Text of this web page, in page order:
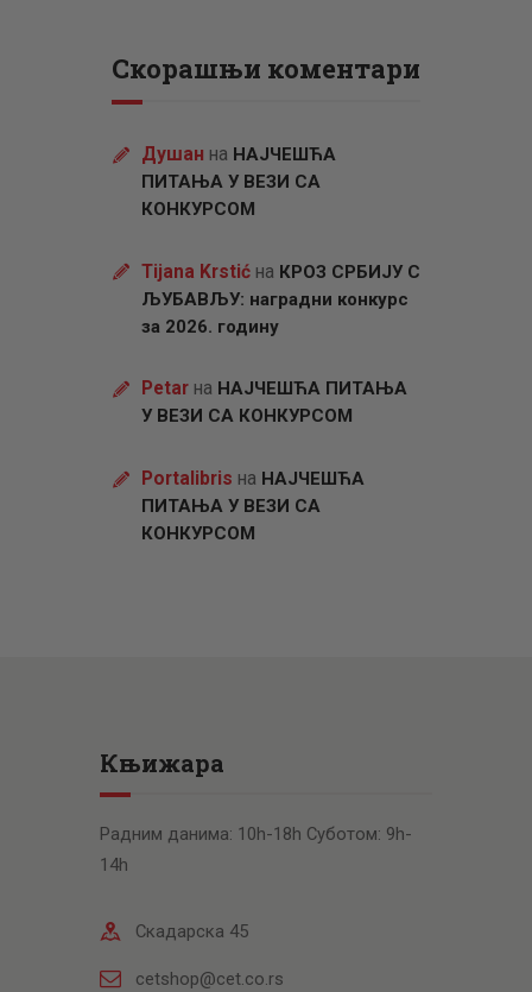
Скорашњи коментари
Душан на НАЈЧЕШЋА
ПИТАЊА У ВЕЗИ СА
КОНКУРСОМ
Tijana Krstićна КРОЗ СРБИЈУ С
ЉУБАВЉУ: наградни конкурс
за 2026. годину
Petarна НАЈЧЕШЋА ПИТАЊА
У ВЕЗИ СА КОНКУРСОМ
Portalibris на НАЈЧЕШЋА
ПИТАЊА У ВЕЗИ СА
КОНКУРСОМ
Књижара
Радним данима: 10h-18h Суботом: 9h-
14h
Скадарска 45
cetshop@cet.co.rs